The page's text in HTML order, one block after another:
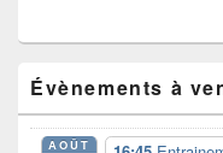
principale
de
widget
Évènements à
AOÛT